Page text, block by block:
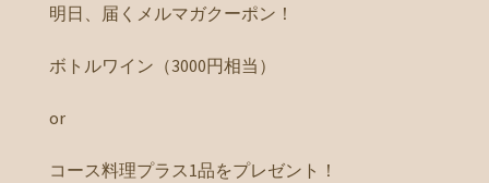
明日、届くメルマガクーポン！
ボトルワイン（3000円相当）
or
コース料理プラス1品をプレゼント！